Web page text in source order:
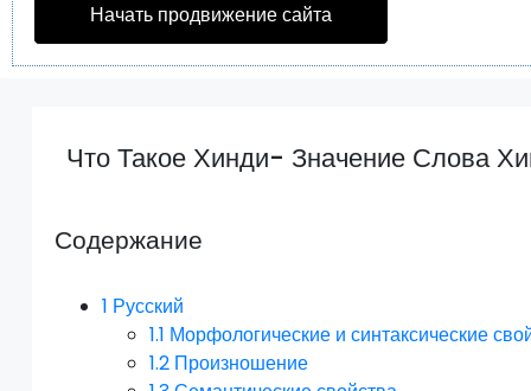
Начать продвижение сайта
Что Такое Хинди- Значение Слова
Содержание
1 Русский
1.1 Морфологические и синтаксические
1.2 Произношение